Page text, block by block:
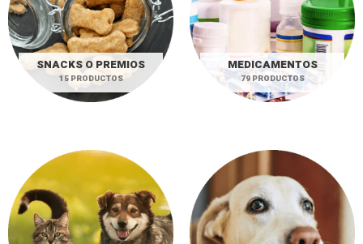
SNACKS O PREMIOS
15 PRODUCTOS
MEDICAMENTOS
79 PRODUCTOS